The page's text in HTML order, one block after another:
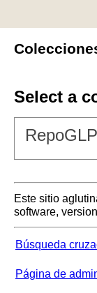
Select a
Este sitio
software,
Búsqueda
Página de